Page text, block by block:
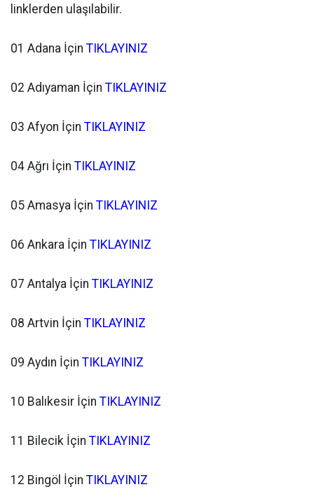
linklerden ulaşılabilir.
01 Adana İçin TIKLAYINIZ
02 Adıyaman İçin TIKLAYINIZ
03 Afyon İçin TIKLAYINIZ
04 Ağrı İçin TIKLAYINIZ
05 Amasya İçin TIKLAYINIZ
06 Ankara İçin TIKLAYINIZ
07 Antalya İçin TIKLAYINIZ
08 Artvin İçin TIKLAYINIZ
09 Aydın İçin TIKLAYINIZ
10 Balıkesir İçin TIKLAYINIZ
11 Bilecik İçin TIKLAYINIZ
12 Bingöl İçin TIKLAYINIZ